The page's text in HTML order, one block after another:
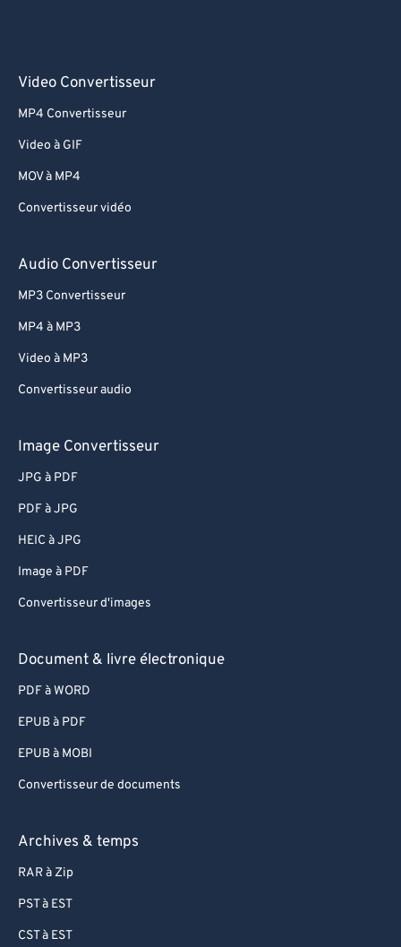
Video Convertisseur
MP4 Convertisseur
Video à GIF
MOV à MP4
Convertisseur vidéo
Audio Convertisseur
MP3 Convertisseur
MP4 à MP3
Video à MP3
Convertisseur audio
Image Convertisseur
JPG à PDF
PDF à JPG
HEIC à JPG
Image à PDF
Convertisseur d'images
Document & livre électronique
PDF à WORD
EPUB à PDF
EPUB à MOBI
Convertisseur de documents
Archives & temps
RAR à Zip
PST à EST
CST à EST